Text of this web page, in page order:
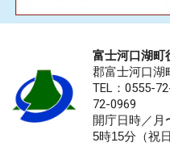
富士河口湖町
郡富士河口湖
TEL：0555-
72-0969
開庁日時／
5時15分（祝